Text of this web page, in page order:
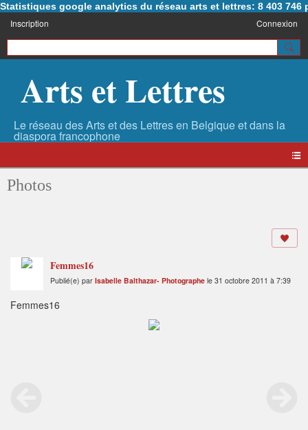
Statistiques google analytics du réseau arts et lettres: 8 403 746
Inscription Connexion
Arts et Lettres
Photos
Femmes16
Publié(e) par Isabelle Balthazar- Photographe le 31 octobre 2011 à 7:39
Femmes16